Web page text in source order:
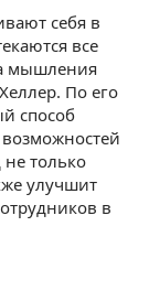
себя в
все
мышления
По его
способ
не только
улучшит
в